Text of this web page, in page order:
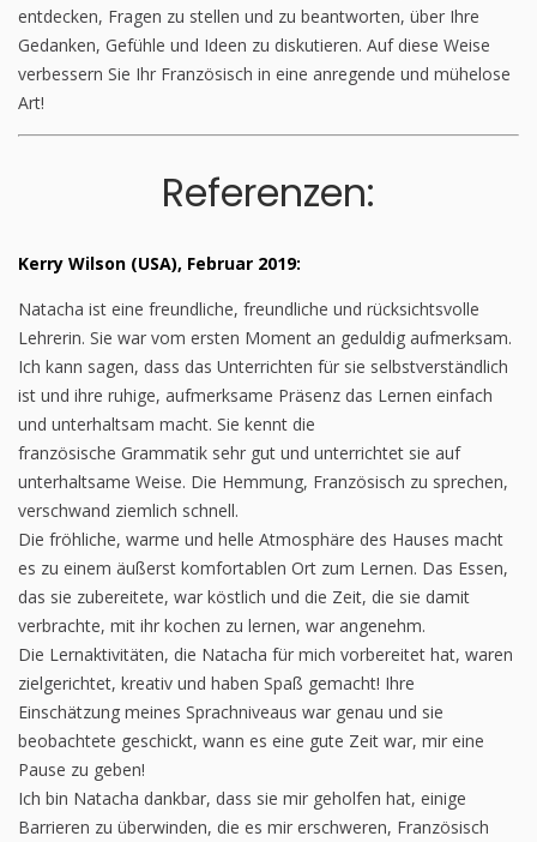
entdecken, Fragen zu stellen und zu beantworten, über Ihre
Gedanken, Gefühle und Ideen zu diskutieren. Auf diese Weise
verbessern Sie Ihr Französisch in eine anregende und mühelose
Art!
Referenzen:
Kerry Wilson (USA), Februar 2019:
Natacha ist eine freundliche, freundliche und rücksichtsvolle
Lehrerin. Sie war vom ersten Moment an geduldig aufmerksam.
Ich kann sagen, dass das Unterrichten für sie selbstverständlich
ist und ihre ruhige, aufmerksame Präsenz das Lernen einfach
und unterhaltsam macht. Sie kennt die
französische Grammatik sehr gut und unterrichtet sie auf
unterhaltsame Weise. Die Hemmung, Französisch zu sprechen,
verschwand ziemlich schnell.
Die fröhliche, warme und helle Atmosphäre des Hauses macht
es zu einem äußerst komfortablen Ort zum Lernen. Das Essen,
das sie zubereitete, war köstlich und die Zeit, die sie damit
verbrachte, mit ihr kochen zu lernen, war angenehm.
Die Lernaktivitäten, die Natacha für mich vorbereitet hat, waren
zielgerichtet, kreativ und haben Spaß gemacht! Ihre
Einschätzung meines Sprachniveaus war genau und sie
beobachtete geschickt, wann es eine gute Zeit war, mir eine
Pause zu geben!
Ich bin Natacha dankbar, dass sie mir geholfen hat, einige
Barrieren zu überwinden, die es mir erschweren, Französisch